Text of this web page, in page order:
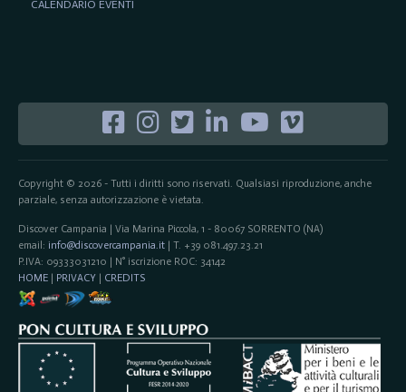
Copyright © 2026 - Tutti i diritti sono riservati. Qualsiasi riproduzione, anche
parziale, senza autorizzazione è vietata.
Discover Campania | Via Marina Piccola, 1 - 80067 SORRENTO (NA)
email: info@discovercampania.it| T. +39 081.497.23.21
P.IVA: 09333031210 | N° iscrizione ROC: 34142
HOME| PRIVACY | CREDITS
CALENDARIO EVENTI